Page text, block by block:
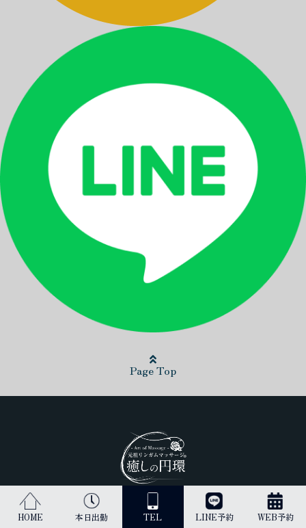
HOME 本日出勤 TEL LINE予約 WEB予約
Page Top
日本最高峰のリンガムマッサージ（男性器への丁寧なマッサージ）を